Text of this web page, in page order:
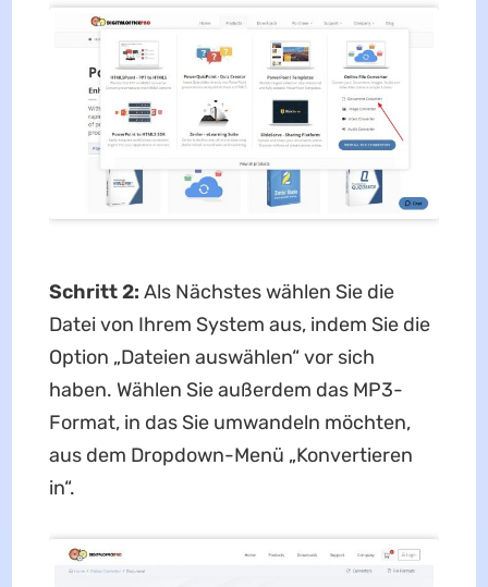
Schritt 2: Als Nächstes wählen Sie die
Datei von Ihrem System aus, indem Sie die
Option „Dateien auswählen“ vor sich
haben. Wählen Sie außerdem das MP3-
Format, in das Sie umwandeln möchten,
aus dem Dropdown-Menü „Konvertieren
in“.